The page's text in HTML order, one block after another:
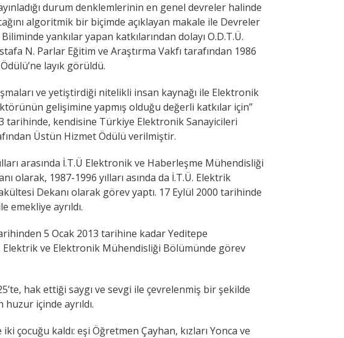
durum denklemlerinin en genel devreler halinde
algoritmik bir biçimde açıklayan makale ile Devreler
yankılar yapan katkılarından dolayı O.D.T.Ü.
N. Parlar Eğitim ve Araştırma Vakfı tarafından 1986
layık görüldü.
ve yetiştirdiği nitelikli insan kaynağı ile Elektronik
gelişimine yapmış olduğu değerli katkılar için”
tarihinde, kendisine Türkiye Elektronik Sanayicileri
Üstün Hizmet Ödülü verilmiştir.
arasında İ.T.Ü Elektronik ve Haberleşme Mühendisliği
olarak, 1987-1996 yılları asında da İ.T.Ü. Elektrik
Dekanı olarak görev yaptı. 17 Eylül 2000 tarihinde
emekliye ayrıldı.
5 Ocak 2013 tarihine kadar Yeditepe
Elektrik ve Elektronik Mühendisliği Bölümünde görev
hak ettiği saygı ve sevgi ile çevrelenmiş bir şekilde
içinde ayrıldı.
çocuğu kaldı: eşi Öğretmen Çayhan, kızları Yonca ve